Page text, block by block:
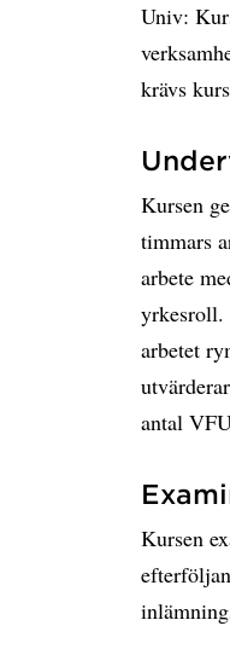
Univ:
krävs
Kursen
timmars
arbete
yrkesroll.
arbetet
antal
Kursen